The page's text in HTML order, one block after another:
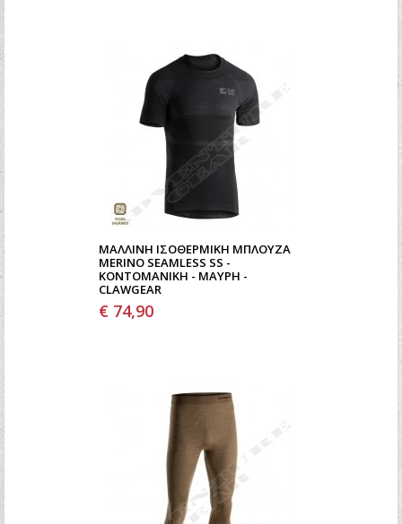
ΜΆΛΛΙΝΗ ΙΣΟΘΕΡΜΙΚΉ ΜΠΛΟΎΖΑ
MERINO SEAMLESS SS -
ΚΟΝΤΟΜΆΝΙΚΗ - ΜΑΎΡΗ -
CLAWGEAR
€ 74,90